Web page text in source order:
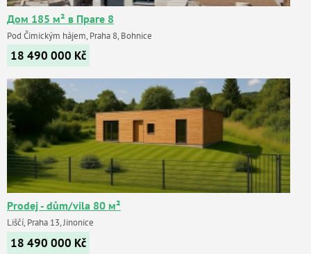
Дом 185 м² в Праге 8
Pod Čimickým hájem, Praha 8, Bohnice
18 490 000 Kč
Prodej - dům/vila 80 м²
Liščí, Praha 13, Jinonice
18 490 000 Kč